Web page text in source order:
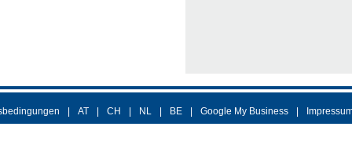
AT CH NL BE Google My Business